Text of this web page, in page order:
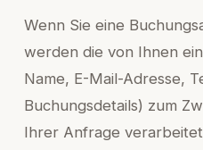
Wenn Sie eine
werden die von Ihnen
Name, E-Mail-Adresse,
Buchungsdetails) zum
Ihrer Anfrage